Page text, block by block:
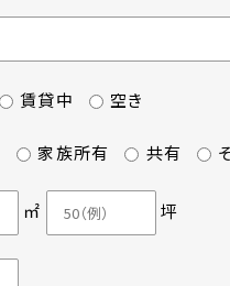
賃貸中 空き
家族所有 共有
㎡ 坪